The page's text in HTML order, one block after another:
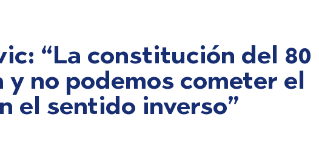
“La constitución del 80
no podemos cometer el
el sentido inverso”